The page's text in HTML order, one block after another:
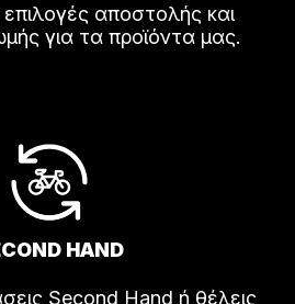
επιλογές αποστολής και
για τα προϊόντα μας.
HAND
Second Hand ή θέλεις